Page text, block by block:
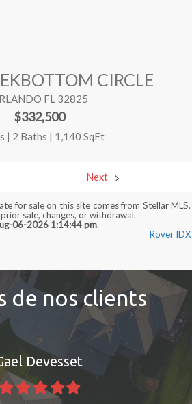
CIRCLE
FL 32825
$332,500
| 2 Baths | 1,140 SqFt
Next
for sale on this site comes from Stellar MLS.
sale, changes, or withdrawal.
06-2026 1:14:44 pm.
Rover IDX
de nos clients
Devesset
star
Filled
star
Filled
star
Filled
star
Filled
star